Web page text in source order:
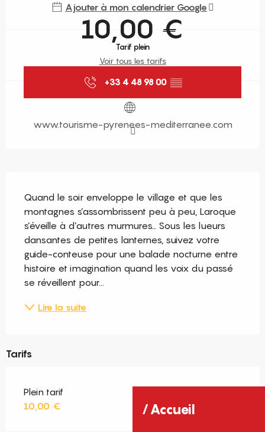
Accueil
Ajouter à mon calendrier Google
10,00 €
Tarif plein
Voir tous les tarifs
+33 4 48 98 00 ▒▒
www.tourisme-pyrenees-mediterranee.com
Quand le soir enveloppe le village et que les
montagnes s’assombrissent peu à peu, Laroque
s’éveille à d’autres murmures… Sous les lueurs
dansantes de petites lanternes, suivez votre
guide-conteuse pour une balade nocturne entre
histoire et imagination quand les voix du passé
se réveillent pour...
Lire la suite
Tarifs
Plein tarif
10,00 €